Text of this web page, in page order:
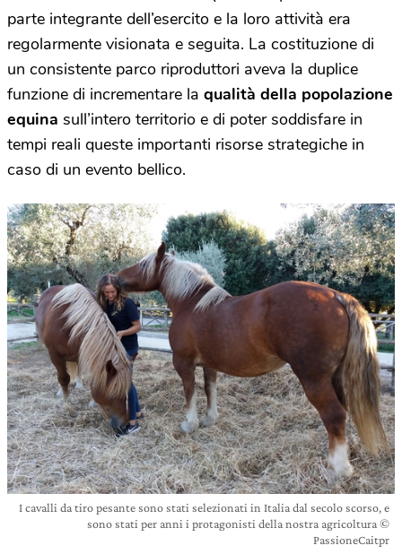
parte integrante dell’esercito e la loro attività era
regolarmente visionata e seguita. La costituzione di
un consistente parco riproduttori aveva la duplice
funzione di incrementare la qualità della popolazione
equina sull’intero territorio e di poter soddisfare in
tempi reali queste importanti risorse strategiche in
caso di un evento bellico.
I cavalli da tiro pesante sono stati selezionati in Italia dal secolo scorso, e
sono stati per anni i protagonisti della nostra agricoltura ©
PassioneCaitpr